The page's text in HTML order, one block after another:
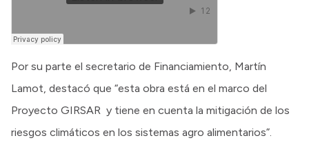
Por su parte el secretario de Financiamiento, Martín
Lamot, destacó que “esta obra está en el marco del
Proyecto GIRSAR y tiene en cuenta la mitigación de los
riesgos climáticos en los sistemas agro alimentarios”.